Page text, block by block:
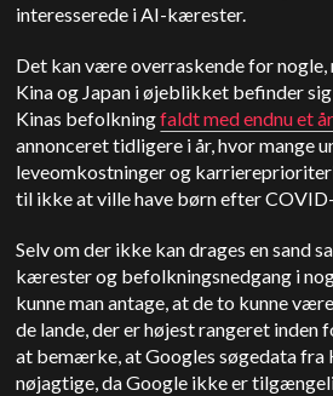
interesserede i AI-kærester.
Det kan være overraskende for
Kina og Japan i øjeblikket befinder
Kinas befolkningfaldt med endnu et år
annonceret tidligere i år, hvor mange
leveomkostninger og
til ikke at ville have børn efter
Selv om der ikke kan drages en sand
kærester og befolkningsnedgang i
kunne man antage, at de to kunne
de lande, der er højest rangeret
at bemærke, at Googles søgedata fra
nøjagtige, da Google ikke er